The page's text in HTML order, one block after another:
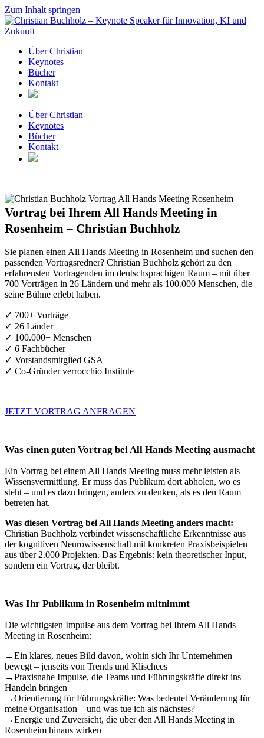
Zum Inhalt springen
Über Christian
Keynotes
Bücher
Kontakt
Über Christian
Keynotes
Bücher
Kontakt
Vortrag bei Ihrem All Hands Meeting in
Rosenheim – Christian Buchholz
Sie planen einen All Hands Meeting in Rosenheim und suchen den
passenden Vortragsredner? Christian Buchholz gehört zu den
erfahrensten Vortragenden im deutschsprachigen Raum – mit über
700 Vorträgen in 26 Ländern und mehr als 100.000 Menschen, die
seine Bühne erlebt haben.
✓ 700+ Vorträge
✓ 26 Länder
✓ 100.000+ Menschen
✓ 6 Fachbücher
✓ Vorstandsmitglied GSA
✓ Co-Gründer verrocchio Institute
JETZT VORTRAG ANFRAGEN
Was einen guten Vortrag bei All Hands Meeting ausmacht
Ein Vortrag bei einem All Hands Meeting muss mehr leisten als
Wissensvermittlung. Er muss das Publikum dort abholen, wo es
steht – und es dazu bringen, anders zu denken, als es den Raum
betreten hat.
Was diesen Vortrag bei All Hands Meeting anders macht:
Christian Buchholz verbindet wissenschaftliche Erkenntnisse aus
der kognitiven Neurowissenschaft mit konkreten Praxisbeispielen
aus über 2.000 Projekten. Das Ergebnis: kein theoretischer Input,
sondern ein Vortrag, der bleibt.
Was Ihr Publikum in Rosenheim mitnimmt
Die wichtigsten Impulse aus dem Vortrag bei Ihrem All Hands
Meeting in Rosenheim:
→Ein klares, neues Bild davon, wohin sich Ihr Unternehmen
bewegt – jenseits von Trends und Klischees
→Praxisnahe Impulse, die Teams und Führungskräfte direkt ins
Handeln bringen
→Orientierung für Führungskräfte: Was bedeutet Veränderung für
meine Organisation – und was tue ich als nächstes?
→Energie und Zuversicht, die über den All Hands Meeting in
Rosenheim hinaus wirken